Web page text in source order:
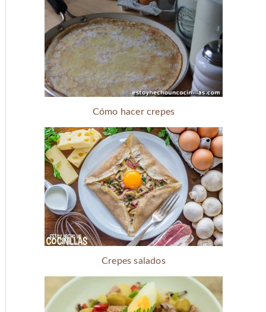
Cómo hacer crepes
Crepes salados